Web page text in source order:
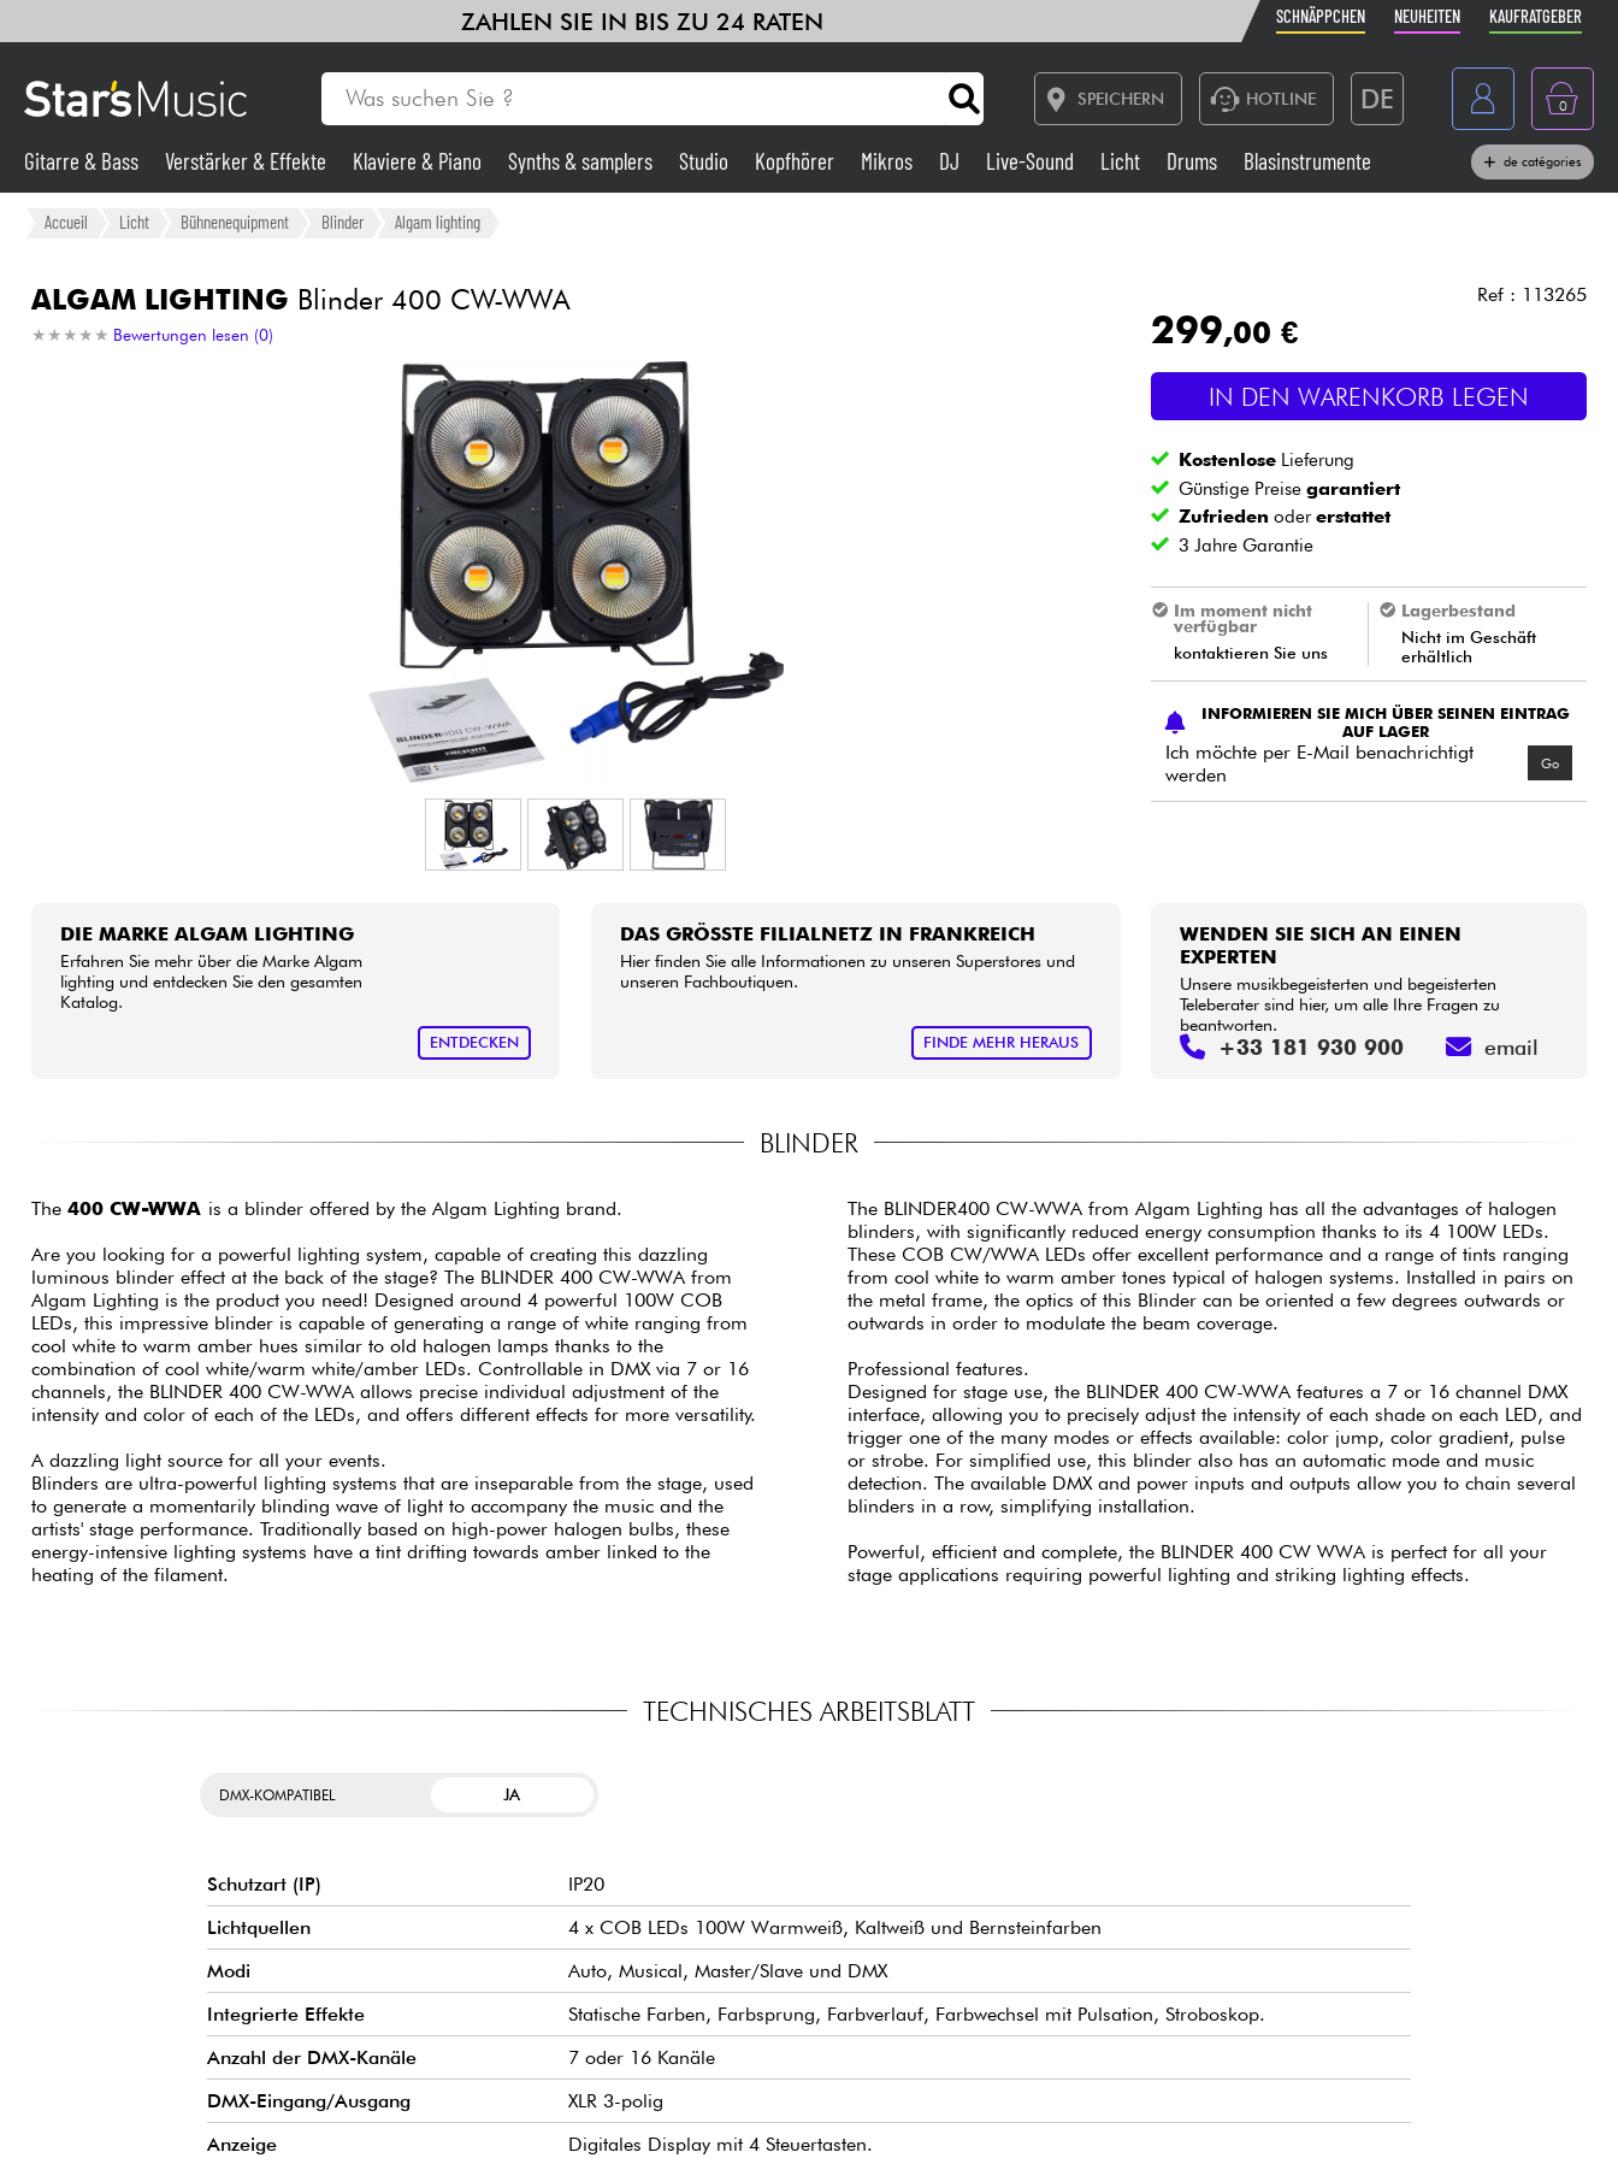
ZAHLEN SIE IN BIS ZU 24 RATEN SCHNÄPPCHEN NEUHEITEN KAUFRATGEBER
SPEICHERN HOTLINE DE
Belgique
Nederland
0
Gitarre & Bass
Synths & samplers
Live-Sound
Drums Blasinstrumente
Kinder Kabel & Zubehöre
Bundle
Sehen Sie sich unsere Marken an
Gitarre & Bass Verstärker & Effekte Klaviere & Piano Synths & samplers Studio Kopfhörer Mikros DJ Live-Sound Licht Drums
Blasinstrumente
de catégories
Accueil Licht Bühnenequipment Blinder Algam lighting
ALGAM LIGHTING Blinder 400 CW-WWA
★ ★ ★ ★ ★
★ ★ ★ ★ ★ Bewertungen lesen (0)
Ref : 113265
299,00 €
IN DEN WARENKORB LEGEN
Kostenlose Lieferung
Günstige Preisegarantiert
Zufrieden odererstattet
3 Jahre Garantie
Im moment nicht
verfügbar
kontaktieren Sie uns
Lagerbestand
Nicht im Geschäft
erhältlich
INFORMIEREN SIE MICH ÜBER SEINEN EINTRAG
AUF LAGER
Ich möchte per E-Mail benachrichtigt
werden
Go
DIE MARKE ALGAM LIGHTING
Erfahren Sie mehr über die Marke Algam
lighting und entdecken Sie den gesamten
Katalog.
ENTDECKEN
DAS GRÖSSTE FILIALNETZ IN FRANKREICH
Hier finden Sie alle Informationen zu unseren Superstores und
unseren Fachboutiquen.
FINDE MEHR HERAUS
WENDEN SIE SICH AN EINEN
EXPERTEN
Unsere musikbegeisterten und begeisterten
Teleberater sind hier, um alle Ihre Fragen zu
beantworten.
+33 181 930 900 email
BLINDER
The 400 CW-WWA is a blinder offered by the Algam Lighting brand.
Are you looking for a powerful lighting system, capable of creating this dazzling
luminous blinder effect at the back of the stage? The BLINDER 400 CW-WWA from
Algam Lighting is the product you need! Designed around 4 powerful 100W COB
LEDs, this impressive blinder is capable of generating a range of white ranging from
cool white to warm amber hues similar to old halogen lamps thanks to the
combination of cool white/warm white/amber LEDs. Controllable in DMX via 7 or 16
channels, the BLINDER 400 CW-WWA allows precise individual adjustment of the
intensity and color of each of the LEDs, and offers different effects for more versatility.
A dazzling light source for all your events.
Blinders are ultra-powerful lighting systems that are inseparable from the stage, used
to generate a momentarily blinding wave of light to accompany the music and the
artists' stage performance. Traditionally based on high-power halogen bulbs, these
energy-intensive lighting systems have a tint drifting towards amber linked to the
heating of the filament.
The BLINDER400 CW-WWA from Algam Lighting has all the advantages of halogen
blinders, with significantly reduced energy consumption thanks to its 4 100W LEDs.
These COB CW/WWA LEDs offer excellent performance and a range of tints ranging
from cool white to warm amber tones typical of halogen systems. Installed in pairs on
the metal frame, the optics of this Blinder can be oriented a few degrees outwards or
outwards in order to modulate the beam coverage.
Professional features.
Designed for stage use, the BLINDER 400 CW-WWA features a 7 or 16 channel DMX
interface, allowing you to precisely adjust the intensity of each shade on each LED, and
trigger one of the many modes or effects available: color jump, color gradient, pulse
or strobe. For simplified use, this blinder also has an automatic mode and music
detection. The available DMX and power inputs and outputs allow you to chain several
blinders in a row, simplifying installation.
Powerful, efficient and complete, the BLINDER 400 CW WWA is perfect for all your
stage applications requiring powerful lighting and striking lighting effects.
TECHNISCHES ARBEITSBLATT
DMX-KOMPATIBEL JA
Schutzart (IP)
IP20
Lichtquellen
4 x COB LEDs 100W Warmweiß, Kaltweiß und Bernsteinfarben
Modi
Auto, Musical, Master/Slave und DMX
Integrierte Effekte
Statische Farben, Farbsprung, Farbverlauf, Farbwechsel mit Pulsation, Stroboskop.
Anzahl der DMX-Kanäle
7 oder 16 Kanäle
DMX-Eingang/Ausgang
XLR 3-polig
Anzeige
Digitales Display mit 4 Steuertasten.